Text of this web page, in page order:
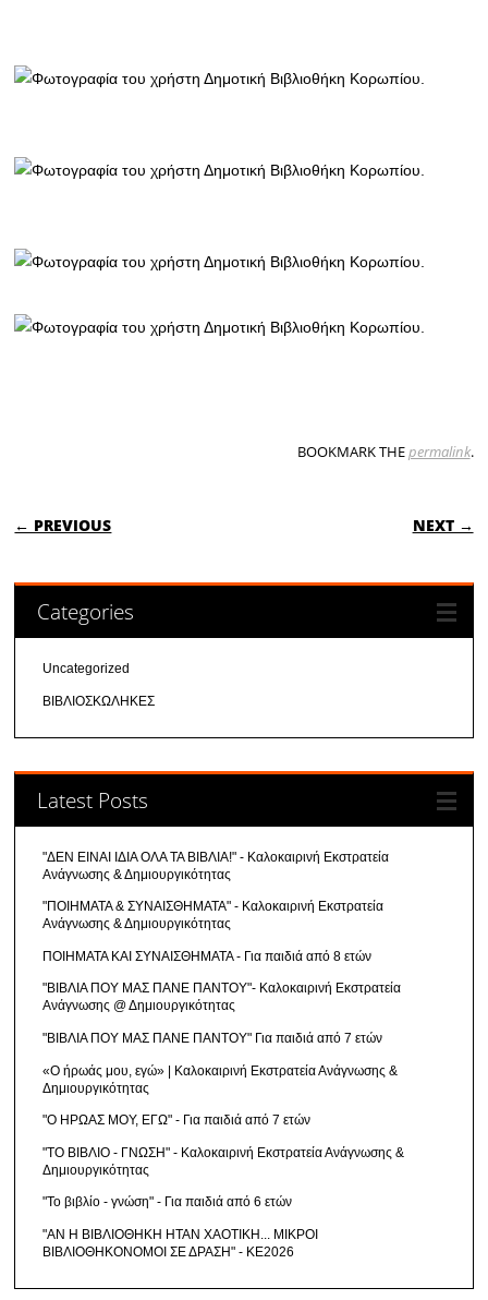
BOOKMARK THEpermalink.
POST NAVIGATION
← PREVIOUS NEXT →
Categories
Uncategorized
ΒΙΒΛΙΟΣΚΩΛΗΚΕΣ
Latest Posts
"ΔΕΝ ΕΙΝΑΙ ΙΔΙΑ ΟΛΑ ΤΑ ΒΙΒΛΙΑ!" - Καλοκαιρινή Εκστρατεία
Ανάγνωσης & Δημιουργικότητας
"ΠΟΙΗΜΑΤΑ & ΣΥΝΑΙΣΘΗΜΑΤΑ" - Καλοκαιρινή Εκστρατεία
Ανάγνωσης & Δημιουργικότητας
ΠΟΙΗΜΑΤΑ ΚΑΙ ΣΥΝΑΙΣΘΗΜΑΤΑ - Για παιδιά από 8 ετών
"ΒΙΒΛΙΑ ΠΟΥ ΜΑΣ ΠΑΝΕ ΠΑΝΤΟΥ"- Καλοκαιρινή Εκστρατεία
Ανάγνωσης @ Δημιουργικότητας
"ΒΙΒΛΙΑ ΠΟΥ ΜΑΣ ΠΑΝΕ ΠΑΝΤΟΥ" Για παιδιά από 7 ετών
«Ο ήρωάς μου, εγώ» | Καλοκαιρινή Εκστρατεία Ανάγνωσης &
Δημιουργικότητας
"Ο ΗΡΩΑΣ ΜΟΥ, ΕΓΩ" - Για παιδιά από 7 ετών
"ΤΟ ΒΙΒΛΙΟ - ΓΝΩΣΗ" - Καλοκαιρινή Εκστρατεία Ανάγνωσης &
Δημιουργικότητας
"Το βιβλίο - γνώση" - Για παιδιά από 6 ετών
"ΑΝ Η ΒΙΒΛΙΟΘΗΚΗ ΗΤΑΝ ΧΑΟΤΙΚΗ... ΜΙΚΡΟΙ
ΒΙΒΛΙΟΘΗΚΟΝΟΜΟΙ ΣΕ ΔΡΑΣΗ" - ΚΕ2026